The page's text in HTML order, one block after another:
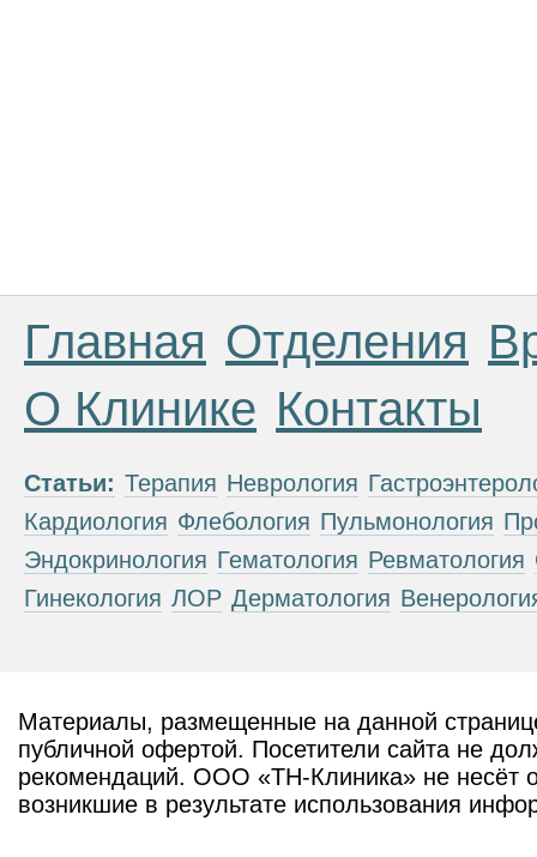
Главная Отделения
О Клинике Контакты
Статьи: Терапия Неврология
Кардиология Флебология Пульмонология
Эндокринология Гематология Ревматология
Гинекология ЛОР Дерматология
Материалы, размещенные на данной
публичной офертой. Посетители сайта не
рекомендаций. ООО «ТН-Клиника» не несёт
возникшие в результате использования